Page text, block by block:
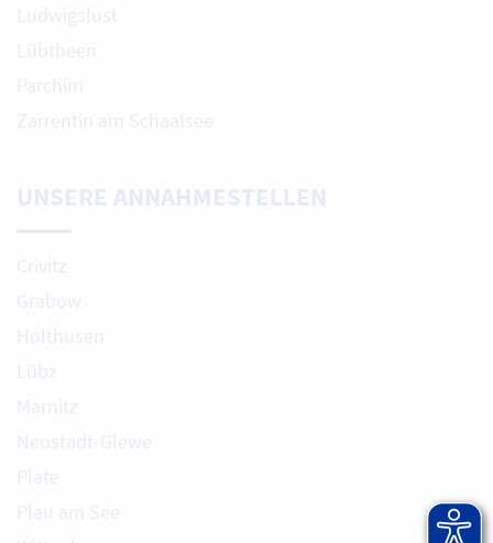
Ludwigslust
Lübtheen
Parchim
Zarrentin am Schaalsee
UNSERE ANNAHMESTELLEN
Crivitz
Grabow
Holthusen
Lübz
Marnitz
Neustadt-Glewe
Plate
Plau am See